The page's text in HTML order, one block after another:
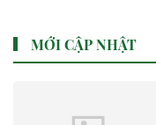
MỚI CẬP NHẬT